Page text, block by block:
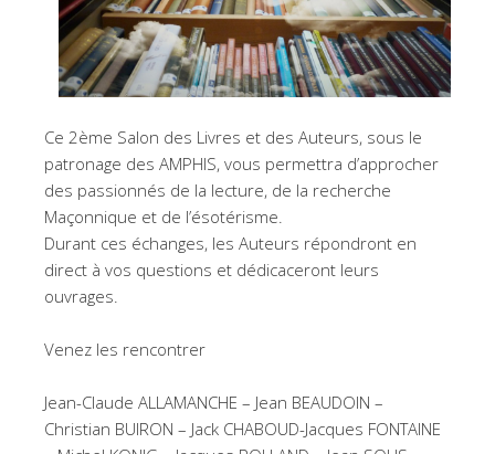
Ce 2ème Salon des Livres et des Auteurs, sous le
patronage des AMPHIS, vous permettra d’approcher
des passionnés de la lecture, de la recherche
Maçonnique et de l’ésotérisme.
Durant ces échanges, les Auteurs répondront en
direct à vos questions et dédicaceront leurs
ouvrages.
Venez les rencontrer
Jean-Claude ALLAMANCHE – Jean BEAUDOIN –
Christian BUIRON – Jack CHABOUD-Jacques FONTAINE